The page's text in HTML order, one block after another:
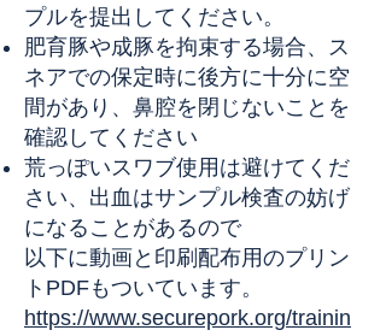
プルを提出してください。
肥育豚や成豚を拘束する場合、ス
ネアでの保定時に後方に十分に空
間があり、鼻腔を閉じないことを
確認してください
荒っぽいスワブ使用は避けてくだ
さい、出血はサンプル検査の妨げ
になることがあるので
以下に動画と印刷配布用のプリン
トPDFもついています。
https://www.securepork.org/trainin